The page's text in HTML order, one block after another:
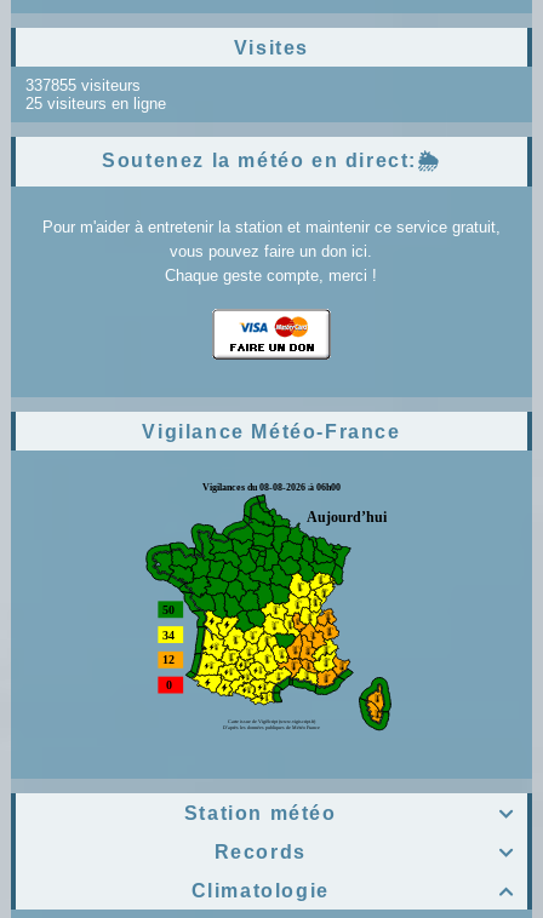
Visites
337855 visiteurs
25 visiteurs en ligne
Soutenez la météo en direct:🌦️
Pour m'aider à entretenir la station et maintenir ce service gratuit,
vous pouvez faire un don ici.
Chaque geste compte, merci !
Vigilance Météo-France

Station météo

Records

Climatologie